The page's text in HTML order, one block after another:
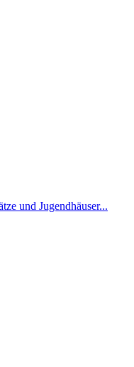
und Jugendhäuser...